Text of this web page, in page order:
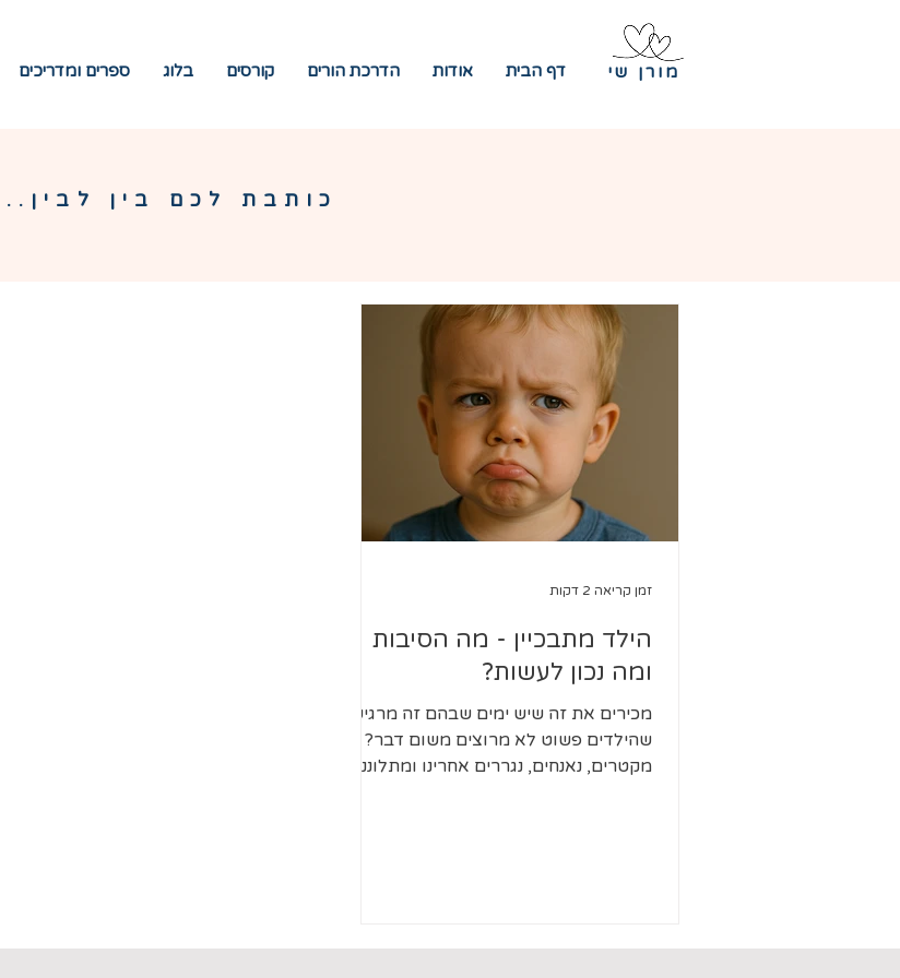
דף הבית אודות הדרכת הורים קורסים בלוג ספרים ומדריכים מורן שי
הילד מתבכיין - מה הסיבות
ומה נכון לעשות?
מכירים את זה שיש ימים שבהם זה מרגיש
שהילדים פשוט לא מרוצים משום דבר? הם
מקטרים, נאנחים, נגררים אחרינו ומתלוננים
התגובה האינסטינקטיבית שלנו? "תדבר
זמן קריאה 2 דקות
כותבת לכם בין לבין..